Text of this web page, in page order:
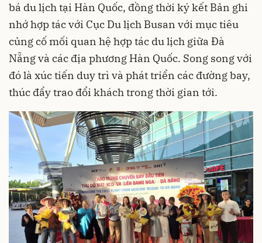
bá du lịch tại Hàn Quốc, đồng thời ký kết Bản ghi
nhớ hợp tác với Cục Du lịch Busan với mục tiêu
củng cố mối quan hệ hợp tác du lịch giữa Đà
Nẵng và các địa phương Hàn Quốc. Song song với
đó là xúc tiến duy trì và phát triển các đường bay,
thúc đẩy trao đổi khách trong thời gian tới.